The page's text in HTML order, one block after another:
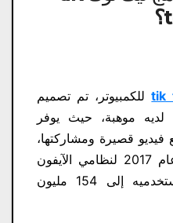
؟
للكمبيوتر، تم تصميم
موهبة، حيث يوفر
قصيرة ومشاركتها،
تم إنتاج هذا البرنامج في عام 2017 لنظامي الآيفون
والأندرويد، ويصل عدد مستخدميه إلى 154 مليون